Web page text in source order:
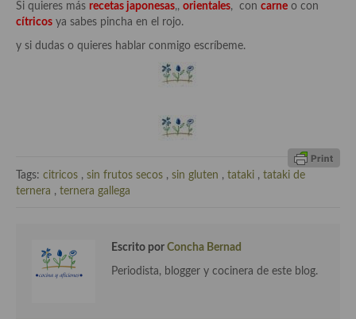
Cocina Belga
Cocina Britanica
Cocina de Polonia
Cocina Francesa
Si quieres más recetas japonesas,, orientales, con carne o con
cítricos ya sabes pincha en el rojo.
y si dudas o quieres hablar conmigo escríbeme.
Tags: citricos , sin frutos secos , sin gluten , tataki , tataki de
ternera , ternera gallega
Escrito por Concha Bernad
Periodista, blogger y cocinera de este blog.